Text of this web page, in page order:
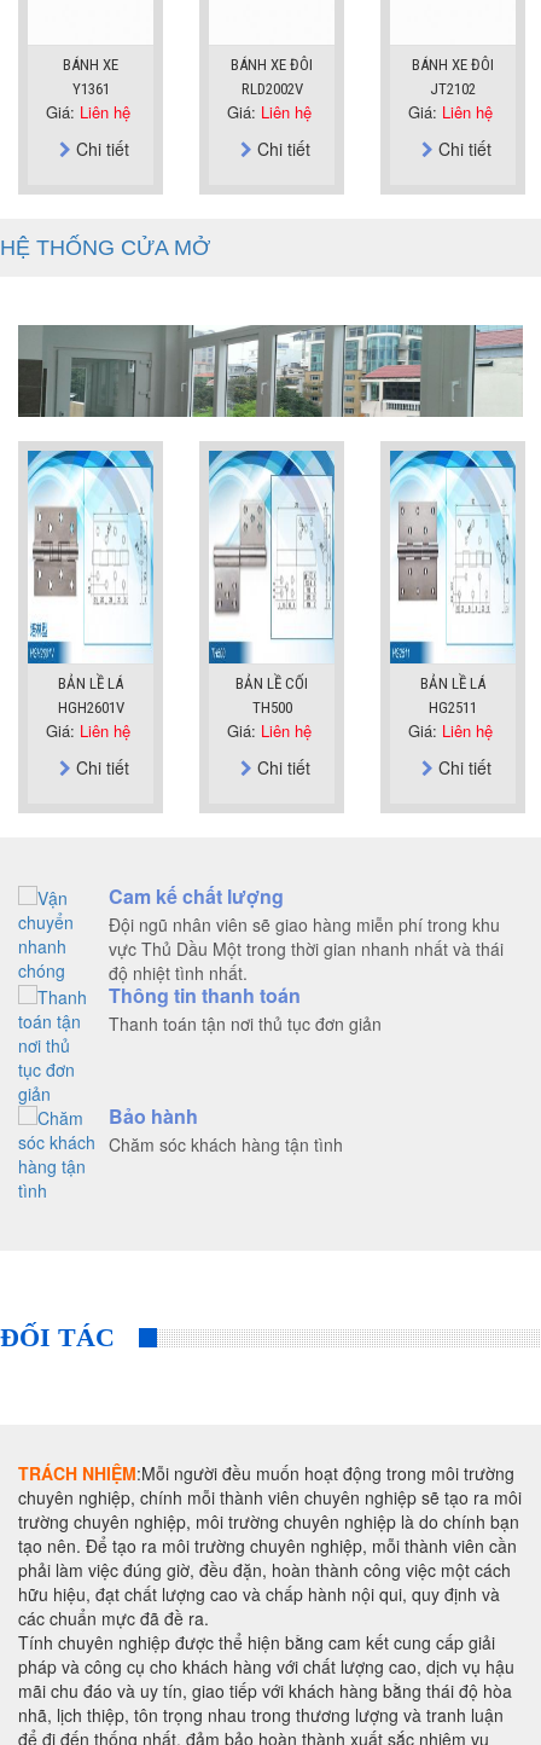
BÁNH XE
Y1361
Giá: Liên hệ
Chi tiết
BÁNH XE ĐÔI
RLD2002V
Giá: Liên hệ
Chi tiết
BÁNH XE ĐÔI
JT2102
Giá: Liên hệ
Chi tiết
HỆ THỐNG CỬA MỞ
BẢN LỀ LÁ
HGH2601V
Giá: Liên hệ
Chi tiết
BẢN LỀ CỐI
TH500
Giá: Liên hệ
Chi tiết
BẢN LỀ LÁ
HG2511
Giá: Liên hệ
Chi tiết
Cam kế chất lượng
Đội ngũ nhân viên sẽ giao hàng miễn phí trong khu
vực Thủ Dầu Một trong thời gian nhanh nhất và thái
độ nhiệt tình nhất.
Thông tin thanh toán
Thanh toán tận nơi thủ tục đơn giản
Bảo hành
Chăm sóc khách hàng tận tình
ĐỐI TÁC
TRÁCH NHIỆM:Mỗi người đều muốn hoạt động trong môi trường
chuyên nghiệp, chính mỗi thành viên chuyên nghiệp sẽ tạo ra môi
trường chuyên nghiệp, môi trường chuyên nghiệp là do chính bạn
tạo nên. Để tạo ra môi trường chuyên nghiệp, mỗi thành viên cần
phải làm việc đúng giờ, đều đặn, hoàn thành công việc một cách
hữu hiệu, đạt chất lượng cao và chấp hành nội qui, quy định và
các chuẩn mực đã đề ra.
Tính chuyên nghiệp được thể hiện bằng cam kết cung cấp giải
pháp và công cụ cho khách hàng với chất lượng cao, dịch vụ hậu
mãi chu đáo và uy tín, giao tiếp với khách hàng bằng thái độ hòa
nhã, lịch thiệp, tôn trọng nhau trong thương lượng và tranh luận
để đi đến thống nhất. đảm bảo hoàn thành xuất sắc nhiệm vụ